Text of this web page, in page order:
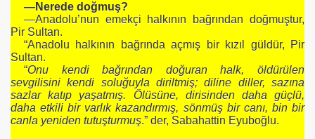
—Nerede doğmuş?
—Anadolu’nun emekçi halkının bağrından doğmuştur,
Pir Sultan.
“Anadolu halkının bağrında açmış bir kızıl güldür, Pir
Sultan.
“Onu kendi bağrından doğuran halk, öldürülen
sevgilisini kendi soluğuyla diriltmiş; diline diller, sazına
sazlar katıp yaşatmış. Ölüsüne, dirisinden daha güçlü,
daha etkili bir varlık kazandırmış, sönmüş bir canı, bin bir
canla yeniden tutuşturmuş.” der, Sabahattin Eyuboğlu.